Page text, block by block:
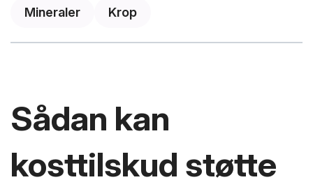
Mineraler Krop
Sådan kan
kosttilskud støtte